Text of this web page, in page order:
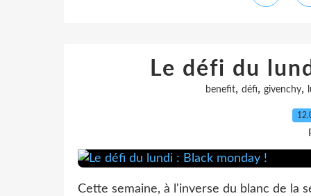
Le défi du
benefit, défi, givenchy,
Cette semaine, à l'inverse du blanc de la